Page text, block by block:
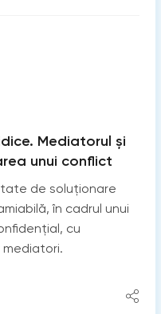
Mediatorul și
unui conflict
de soluţionare
în cadrul unui
cu
mediatori.